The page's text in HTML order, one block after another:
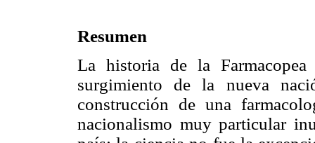
Resumen
La historia de la Farmacopea
surgimiento de la nueva
construcción de una
nacionalismo muy particular